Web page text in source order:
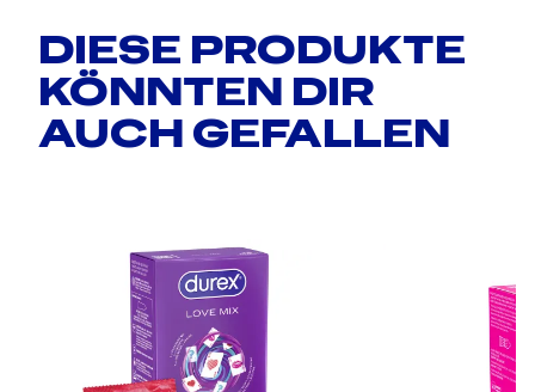
DIESE PRODUKTE
KÖNNTEN DIR
AUCH GEFALLEN